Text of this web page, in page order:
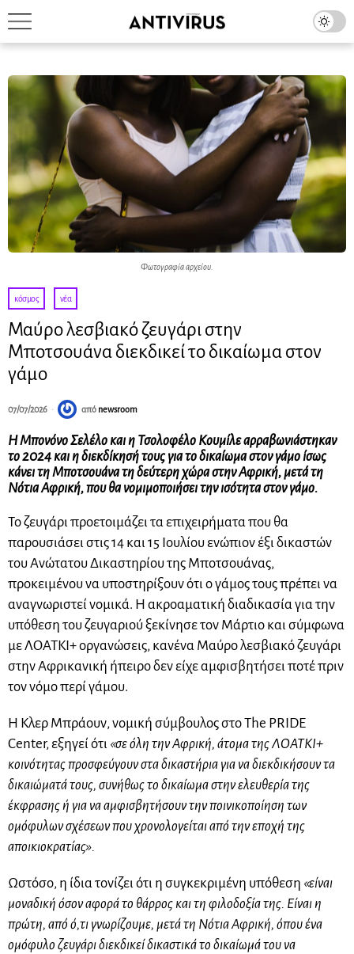
Φωτογραφία αρχείου.
κόσμος · νέα
Μαύρο λεσβιακό ζευγάρι στην
Μποτσουάνα διεκδικεί το δικαίωμα στον
γάμο
07/07/2026 από newsroom
Η Μπονόνο Σελέλο και η Τσολοφέλο Κουμίλε αρραβωνιάστηκαν
το 2024 και η διεκδίκησή τους για το δικαίωμα στον γάμο ίσως
κάνει τη Μποτσουάνα τη δεύτερη χώρα στην Αφρική, μετά τη
Νότια Αφρική, που θα νομιμοποιήσει την ισότητα στον γάμο.
Το ζευγάρι προετοιμάζει τα επιχειρήματα που θα
παρουσιάσει στις 14 και 15 Ιουλίου ενώπιον έξι δικαστών
του Ανώτατου Δικαστηρίου της Μποτσουάνας,
προκειμένου να υποστηρίξουν ότι ο γάμος τους πρέπει να
αναγνωριστεί νομικά. Η ακροαματική διαδικασία για την
υπόθεση του ζευγαριού ξεκίνησε τον Μάρτιο και σύμφωνα
με ΛΟΑΤΚΙ+ οργανώσεις, κανένα Μαύρο λεσβιακό ζευγάρι
στην Αφρικανική ήπειρο δεν είχε αμφισβητήσει ποτέ πριν
τον νόμο περί γάμου.
Η Κλερ Μπράουν, νομική σύμβουλος στο The PRIDE
Center, εξηγεί ότι «σε όλη την Αφρική, άτομα της ΛΟΑΤΚΙ+
κοινότητας προσφεύγουν στα δικαστήρια για να διεκδικήσουν τα
δικαιώματά τους, συνήθως το δικαίωμα στην ελευθερία της
έκφρασης ή για να αμφισβητήσουν την ποινικοποίηση των
ομόφυλων σχέσεων που χρονολογείται από την εποχή της
αποικιοκρατίας».
Ωστόσο, η ίδια τονίζει ότι η συγκεκριμένη υπόθεση «είναι
μοναδική όσον αφορά το θάρρος και τη φιλοδοξία της. Είναι η
πρώτη, από ό,τι γνωρίζουμε, μετά τη Νότια Αφρική, όπου ένα
ομόφυλο ζευγάρι διεκδικεί δικαστικά το δικαίωμά του να